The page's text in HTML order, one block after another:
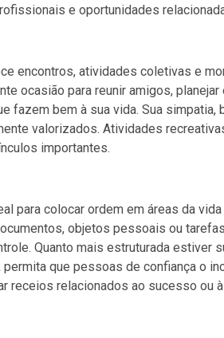
e oportunidades
encontros, atividades coletivas e
ocasião para reunir amigos,
fazem bem à sua vida. Sua simpatia,
valorizados. Atividades
importantes.
para colocar ordem em áreas da
objetos pessoais ou
Quanto mais estruturada estiver
que pessoas de confiança o
receios relacionados ao sucesso ou